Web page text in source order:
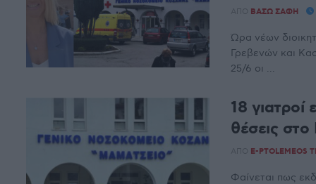
ΑΠΌ ΒΆΣΩ ΣΆΦΗ
Ώρα νέων
Γρεβενών και
25/6 οι ...
18 γιατροί
θέσεις
ΑΠΌ E-PTOLEMEOS
Φαίνεται πως